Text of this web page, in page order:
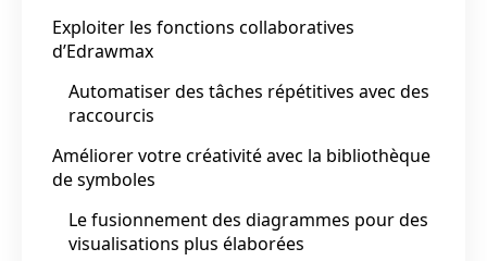
Exploiter les fonctions collaboratives
d’Edrawmax
Automatiser des tâches répétitives avec des
raccourcis
Améliorer votre créativité avec la bibliothèque
de symboles
Le fusionnement des diagrammes pour des
visualisations plus élaborées